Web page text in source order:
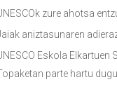
zure ahotsa
aniztasunaren
Eskola Elkartuen
parte hartu